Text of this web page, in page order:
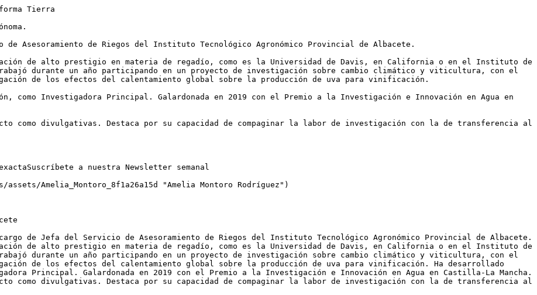
Tierra
Asesoramiento de Riegos del Instituto Tecnológico Agronómico Provincial de Albacete.
de alto prestigio en materia de regadío, como es la Universidad de Davis, en California o en el Instituto de
durante un año participando en un proyecto de investigación sobre cambio climático y viticultura, con el
de los efectos del calentamiento global sobre la producción de uva para vinificación.
como Investigadora Principal. Galardonada en 2019 con el Premio a la Investigación e Innovación en Agua en
como divulgativas. Destaca por su capacidad de compaginar la labor de investigación con la de transferencia al
a nuestra Newsletter semanal
Amelia_Montoro_8f1a26a15d "Amelia Montoro Rodríguez")
de Jefa del Servicio de Asesoramiento de Riegos del Instituto Tecnológico Agronómico Provincial de Albacete.
de alto prestigio en materia de regadío, como es la Universidad de Davis, en California o en el Instituto de
durante un año participando en un proyecto de investigación sobre cambio climático y viticultura, con el
de los efectos del calentamiento global sobre la producción de uva para vinificación. Ha desarrollado
Principal. Galardonada en 2019 con el Premio a la Investigación e Innovación en Agua en Castilla-La Mancha.
como divulgativas. Destaca por su capacidad de compaginar la labor de investigación con la de transferencia al